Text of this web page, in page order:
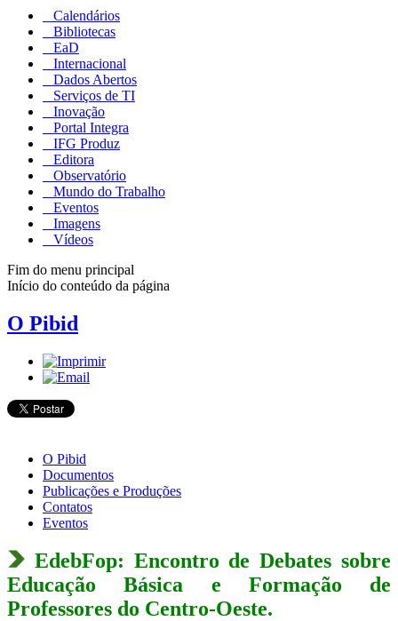
Calendários
Bibliotecas
EaD
Internacional
Dados Abertos
Serviços de TI
Inovação
Portal Integra
IFG Produz
Editora
Observatório
Mundo do Trabalho
Eventos
Imagens
Vídeos
Fim do menu principal
Início do conteúdo da página
O Pibid
O Pibid
Documentos
Publicações e Produções
Contatos
Eventos
EdebFop: Encontro de Debates sobre
Educação Básica e Formação de
Professores do Centro-Oeste.